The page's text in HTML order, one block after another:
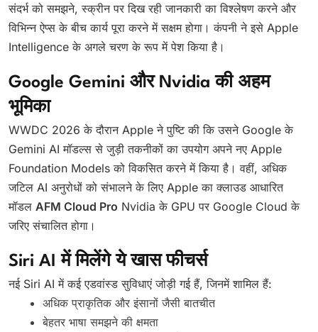
संदर्भ को समझने, स्क्रीन पर दिख रही जानकारी का विश्लेषण करने और
विभिन्न ऐप्स के बीच कार्य पूरा करने में सक्षम होगा। कंपनी ने इसे Apple
Intelligence के अगले चरण के रूप में पेश किया है।
Google Gemini और Nvidia की अहम
भूमिका
WWDC 2026 के दौरान Apple ने पुष्टि की कि उसने Google के
Gemini AI मॉडल्स से जुड़ी तकनीकों का उपयोग अपने नए Apple
Foundation Models को विकसित करने में किया है। वहीं, अधिक
जटिल AI अनुरोधों को संभालने के लिए Apple का क्लाउड आधारित
मॉडल AFM Cloud Pro Nvidia के GPU पर Google Cloud के
जरिए संचालित होगा।
Siri AI में मिलेंगे ये खास फीचर्स
नई Siri AI में कई एडवांस्ड सुविधाएं जोड़ी गई हैं, जिनमें शामिल हैं:
अधिक प्राकृतिक और इंसानों जैसी बातचीत
बेहतर भाषा समझने की क्षमता